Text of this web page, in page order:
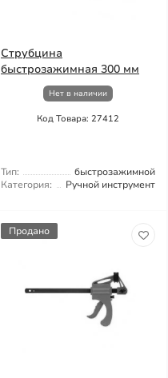
Струбцина
быстрозажимная 300 мм
Нет в наличии
Код Товара: 27412
Тип:
быстрозажимной
Категория:
Ручной инструмент
Продано